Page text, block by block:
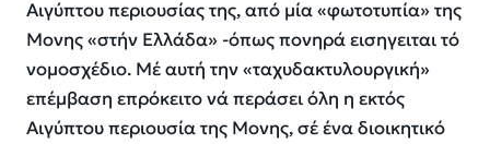
Αιγύπτου περιουσίας της, από μία «φωτοτυπία» της
Μονης «στήν Ελλάδα» -όπως πονηρά εισηγειται τό
νομοσχέδιο. Μέ αυτή την «ταχυδακτυλουργική»
επέμβαση επρόκειτο νά περάσει όλη η εκτός
Αιγύπτου περιουσία της Μονης, σέ ένα διοικητικό